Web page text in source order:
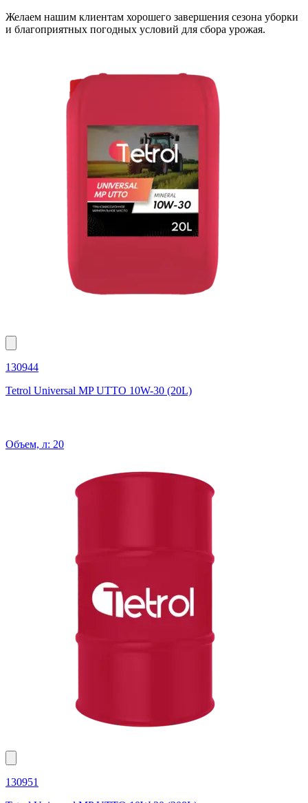
Желаем нашим клиентам хорошего завершения сезона уборки
и благоприятных погодных условий для сбора урожая.
130944
Tetrol Universal MP UTTO 10W-30 (20L)
Объем, л: 20
130951